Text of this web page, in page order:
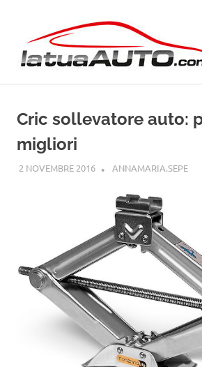
contenuto
Cric sollevatore auto:
migliori
2 NOVEMBRE 2016 ANNAMARIA.SEPE